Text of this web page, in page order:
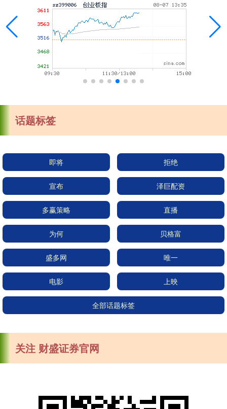
话题标签
即将 拒绝
宣布 泽巨配资
多赢策略 直播
为何 贝格富
盛多网 唯一
电影 上映
全部话题标签
关注 财盛证券官网